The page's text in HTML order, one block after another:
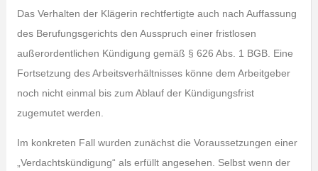
Das Verhalten der Klägerin rechtfertigte auch nach Auffassung
des Berufungsgerichts den Ausspruch einer fristlosen
außerordentlichen Kündigung gemäß § 626 Abs. 1 BGB. Eine
Fortsetzung des Arbeitsverhältnisses könne dem Arbeitgeber
noch nicht einmal bis zum Ablauf der Kündigungsfrist
zugemutet werden.
Im konkreten Fall wurden zunächst die Voraussetzungen einer
„Verdachtskündigung“ als erfüllt angesehen. Selbst wenn der